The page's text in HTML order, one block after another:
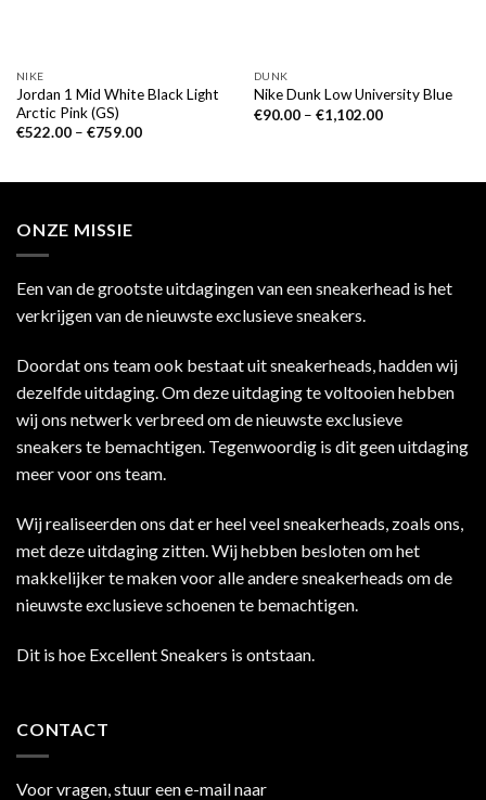
NIKE
Jordan 1 Mid White Black Light
Arctic Pink (GS)
€522.00– €759.00
DUNK
Nike Dunk Low University Blue
€90.00– €1,102.00
ONZE MISSIE
Een van de grootste uitdagingen van een sneakerhead is het
verkrijgen van de nieuwste exclusieve sneakers.
Doordat ons team ook bestaat uit sneakerheads, hadden wij
dezelfde uitdaging. Om deze uitdaging te voltooien hebben
wij ons netwerk verbreed om de nieuwste exclusieve
sneakers te bemachtigen. Tegenwoordig is dit geen uitdaging
meer voor ons team.
Wij realiseerden ons dat er heel veel sneakerheads, zoals ons,
met deze uitdaging zitten. Wij hebben besloten om het
makkelijker te maken voor alle andere sneakerheads om de
nieuwste exclusieve schoenen te bemachtigen.
Dit is hoe Excellent Sneakers is ontstaan.
CONTACT
Voor vragen, stuur een e-mail naar